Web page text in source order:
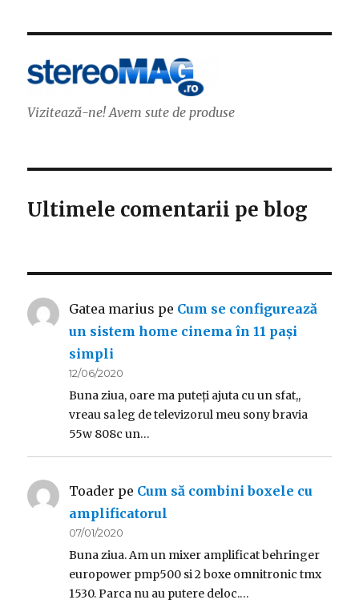
Vizitează-ne! Avem sute de produse
Ultimele comentarii pe blog
Gatea marius pe Cum se configurează
un sistem home cinema în 11 pași
simpli
12/06/2020
Buna ziua, oare ma puteți ajuta cu un sfat,,
vreau sa leg de televizorul meu sony bravia
55w 808c un…
Toader pe Cum să combini boxele cu
amplificatorul
07/01/2020
Buna ziua. Am un mixer amplificat behringer
europower pmp500 si 2 boxe omnitronic tmx
1530. Parca nu au putere deloc.…